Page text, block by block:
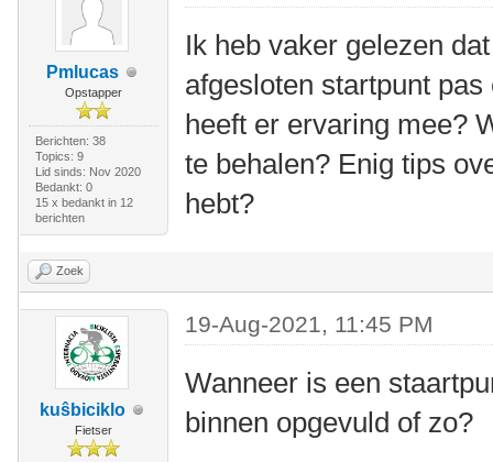
Pmlucas
Opstapper
Berichten: 38
Topics: 9
Lid sinds: Nov 2020
Bedankt: 0
15 x bedankt in 12
berichten
Ik heb vaker gelezen
afgesloten startpunt
heeft er ervaring mee?
te behalen? Enig tips
hebt?
Zoek
kuŝbiciklo
Fietser
19-Aug-2021, 11:45 PM
Wanneer is een
binnen opgevuld of zo?